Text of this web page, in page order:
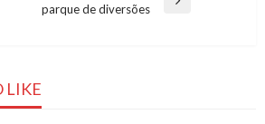
parque de diversões
LIKE